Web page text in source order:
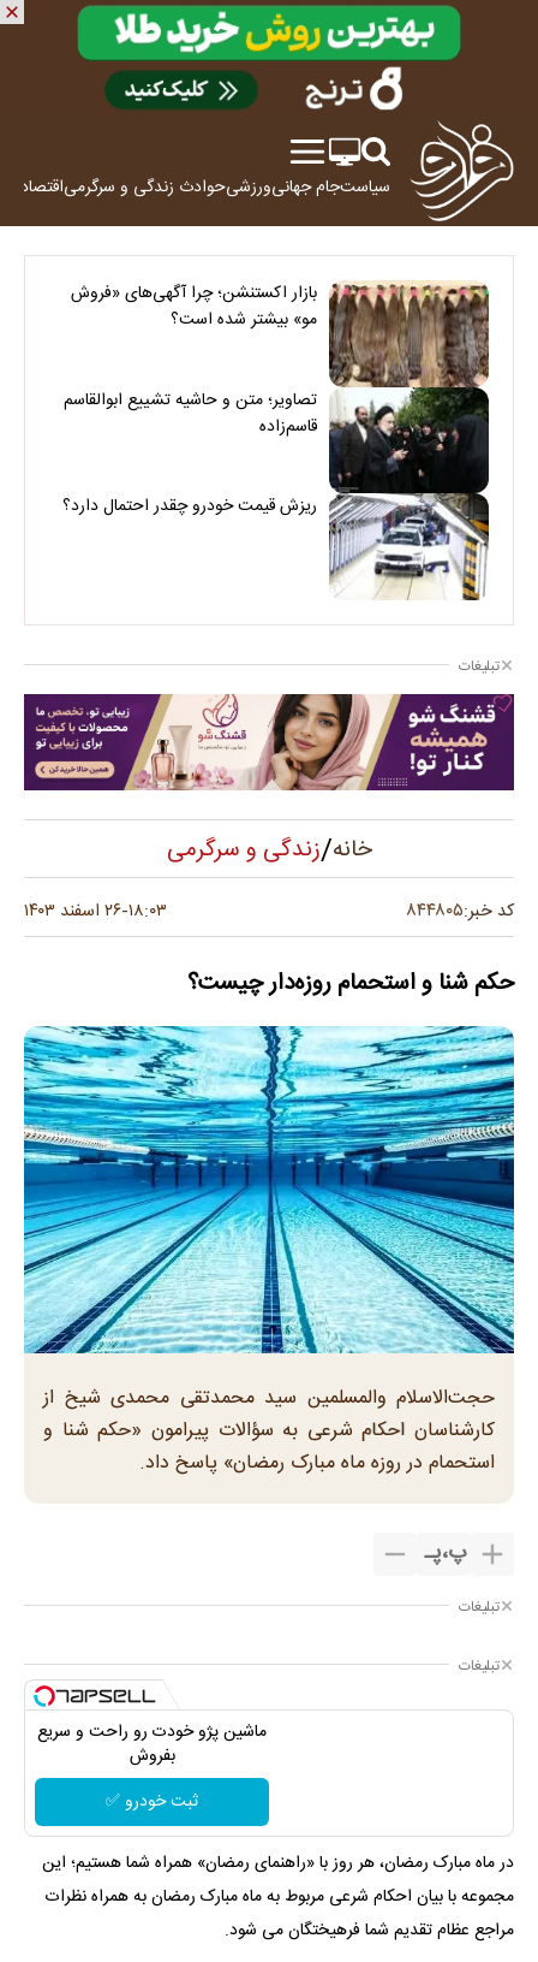
سیاستجام جهانیورزشیحوادث زندگی و سرگرمیاقتصاد
بازار اکستنشن؛ چرا آگهی‌های «فروش
مو» بیشتر شده است؟
تصاویر؛ متن و حاشیه تشییع ابوالقاسم
قاسم‌زاده
ریزش قیمت خودرو چقدر احتمال دارد؟
تبلیغات
خانه/زندگی و سرگرمی
کد خبر:۸۴۴۸۰۵ ۱۸:۰۳-۲۶ اسفند ۱۴۰۳
حکم شنا و استحمام روزه‌دار چیست؟
حجت‌الاسلام والمسلمین سید محمدتقی محمدی شیخ از
کارشناسان احکام شرعی به سؤالات پیرامون «حکم شنا و
استحمام در روزه ماه مبارک رمضان» پاسخ داد.
پ،پـ
تبلیغات
تبلیغات
ماشین پژو خودت رو راحت و سریع
بفروش
ثبت خودرو ✅
در ماه مبارک رمضان، هر روز با «راهنمای رمضان» همراه شما هستیم؛ این
مجموعه با بیان احکام شرعی مربوط به ماه مبارک رمضان به همراه نظرات
مراجع عظام تقدیم شما فرهیختگان می شود.